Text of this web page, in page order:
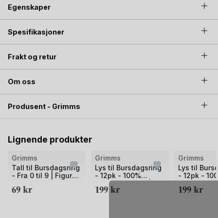
Egenskaper
Spesifikasjoner
Frakt og retur
Om oss
Produsent - Grimms
Lignende produkter
Bilde
av
Grimms
Tall til Bursdagsring
- Fra 0 til 9 | Figur
69 kr
Bilde
av
Grimms
Lys til Bursdagsring
- 12pk - 100%
Naturlig Bivoks |
Grimms Lysestake
199 kr
Bilde
av
Grimms
Lys til
- 12pk -
Naturlig
Grimms
199 kr